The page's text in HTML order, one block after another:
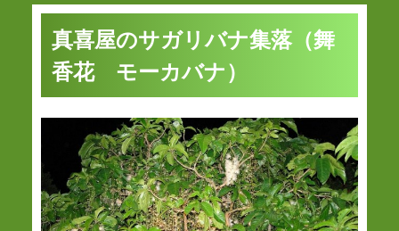
真喜屋のサガリバナ集落（舞
香花 モーカバナ）